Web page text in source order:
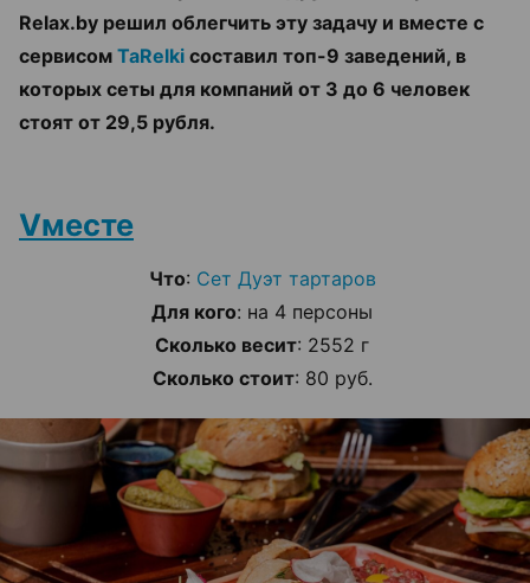
Relax.by решил облегчить эту задачу и вместе с
сервисом TaRelki составил топ-9 заведений, в
которых сеты для компаний от 3 до 6 человек
стоят от 29,5 рубля.
Vместе
Что: Сет Дуэт тартаров
Для кого: на 4 персоны
Сколько весит: 2552 г
Сколько стоит: 80 руб.